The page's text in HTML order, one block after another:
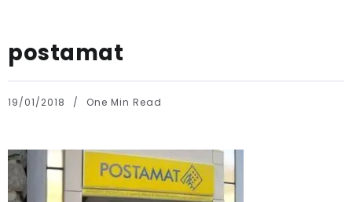
postamat
19/01/2018 One Min Read